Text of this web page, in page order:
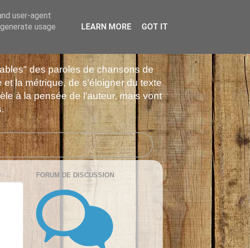
des paroles de chansons de
la métrique, de s'éloigner du texte
à la pensée de l'auteur, mais vont
FORUM DE DISCUSSION
user-agent
usage
LEARN MORE GOT IT